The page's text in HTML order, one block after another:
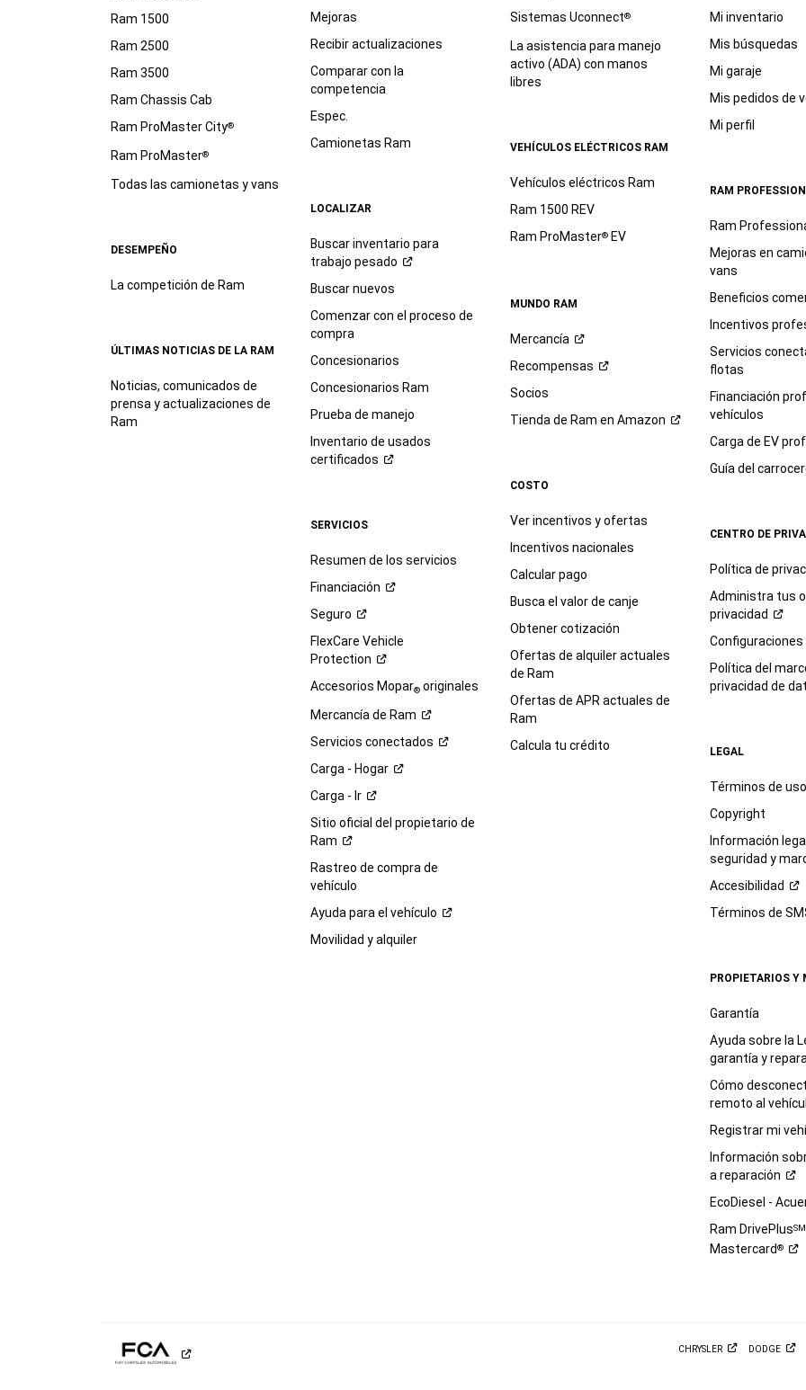
Ram 1500
Ram 2500
Ram 3500
Ram Chassis Cab
Ram ProMaster City®
Ram ProMaster®
Todas las camionetas y vans
DESEMPEÑO
La competición de Ram
ÚLTIMAS NOTICIAS DE LA RAM
Noticias, comunicados de
prensa y actualizaciones de
Ram
Mejoras
Recibir actualizaciones
Comparar con la
competencia
Espec.
Camionetas Ram
LOCALIZAR
Buscar inventario para
trabajo pesado
Buscar nuevos
Comenzar con el proceso de
compra
Concesionarios
Concesionarios Ram
Prueba de manejo
Inventario de usados
certificados
SERVICIOS
Resumen de los servicios
Financiación
Seguro
FlexCare Vehicle
Protection
Accesorios Mopar®originales
Mercancía de Ram
Servicios conectados
Carga - Hogar
Carga - Ir
Sitio oficial del propietario de
Ram
Rastreo de compra de
vehículo
Ayuda para el vehículo
Movilidad y alquiler
Sistemas Uconnect®
La asistencia para manejo
activo (ADA) con manos
libres
VEHÍCULOS ELÉCTRICOS RAM
Vehículos eléctricos Ram
Ram 1500 REV
Ram ProMaster®EV
MUNDO RAM
Mercancía
Recompensas
Socios
Tienda de Ram en Amazon
COSTO
Ver incentivos y ofertas
Incentivos nacionales
Calcular pago
Busca el valor de canje
Obtener cotización
Ofertas de alquiler actuales
de Ram
Ofertas de APR actuales de
Ram
Calcula tu crédito
Mi inventario
Mis búsquedas
Mi garaje
Mis pedidos de
Mi perfil
RAM
Ram
Mejoras en
vans
Beneficios
Incentivos
Servicios
flotas
Financiación
vehículos
Carga de EV
Guía del
CENTRO DE
Política de
Administra tus
privacidad
Configuraciones
Política del
privacidad de
LEGAL
Términos de uso
Copyright
Información
seguridad y
Accesibilidad
Términos de
PROPIETARIOS Y
Garantía
Ayuda sobre la
garantía y
Cómo
remoto al
Registrar mi
Información
areparación
EcoDiesel -
Ram DrivePlusSM
Mastercard®
CHRYSLER DODGE